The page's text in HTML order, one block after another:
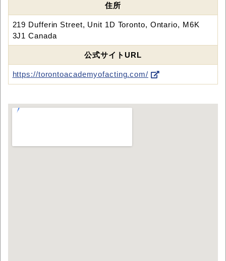
住所
219 Dufferin Street, Unit 1D Toronto, Ontario, M6K
3J1 Canada
公式サイトURL
https://torontoacademyofacting.com/